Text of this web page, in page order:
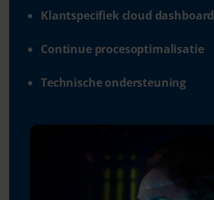
Klantspecifiek cloud dashboard
Continue procesoptimalisatie
Technische ondersteuning